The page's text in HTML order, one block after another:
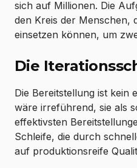
sich auf Millionen. Die
den Kreis der Menschen,
einsetzen können, um
Die
Die Bereitstellung ist kein
wäre irreführend, sie als
effektivsten
Schleife, die durch
auf produktionsreife